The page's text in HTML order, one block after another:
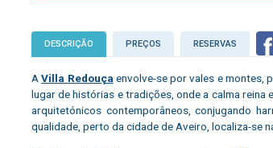
DESCRIÇÃO PREÇOS RESERVAS
AVilla Redouça envolve-se por vales e montes,
lugar de histórias e tradições, onde a calma
arquitetónicos contemporâneos, conjugando
qualidade, perto da cidade de Aveiro, localiza-se